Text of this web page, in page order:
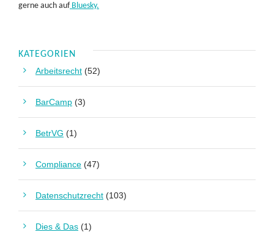
gerne auch aufBluesky.
KATEGORIEN
Arbeitsrecht (52)
BarCamp (3)
BetrVG (1)
Compliance (47)
Datenschutzrecht (103)
Dies & Das (1)